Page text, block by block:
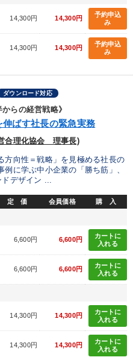
かせたい 経営を改善したい
数字を学ぶ 後継者
）からお探しいただけます
資産運用
題 スポーツ関係
14,300円 14,300円
予約申込
み
14,300円 14,300円
予約申込
み
ダウンロード対応
らの経営戦略》
ばす社長の緊急実務
合理化協会 理事長)
方向性＝戦略」を見極める社長の
に学ぶ中小企業の「勝ち筋」、
デザイン ...
定 価 会員価格 購 入
6,600円 6,600円
カートに
入れる
6,600円 6,600円
カートに
入れる
14,300円 14,300円
カートに
入れる
14,300円 14,300円
カートに
入れる